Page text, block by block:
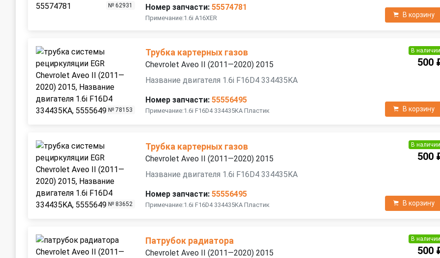
№ 62931 Номер запчасти: 55574781
Примечание:1.6i A16XER В корзину
№ 78153
Трубка картерных газов
Chevrolet Aveo II (2011—2020) 2015
Название двигателя 1.6i F16D4 334435KA
Номер запчасти: 55556495
Примечание:1.6i F16D4 334435KA Пластик
В наличии
500
В корзину
№ 83652
Трубка картерных газов
Chevrolet Aveo II (2011—2020) 2015
Название двигателя 1.6i F16D4 334435KA
Номер запчасти: 55556495
Примечание:1.6i F16D4 334435KA Пластик
В наличии
500
В корзину
Патрубок радиатора
Chevrolet Aveo II (2011—2020) 2015
В наличии
500